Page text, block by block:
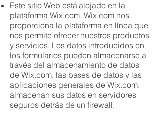
Este sitio Web está alojado en la
plataforma Wix.com. Wix.com nos
proporciona la plataforma en línea que
nos permite ofrecer nuestros productos
y servicios. Los datos introducidos en
los formularios pueden almacenarse a
través del almacenamiento de datos
de Wix.com, las bases de datos y las
aplicaciones generales de Wix.com.
almacenan sus datos en servidores
seguros detrás de un firewall.